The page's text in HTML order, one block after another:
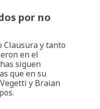
por no
Clausura y tanto
en el
siguen
que en su
y Braian